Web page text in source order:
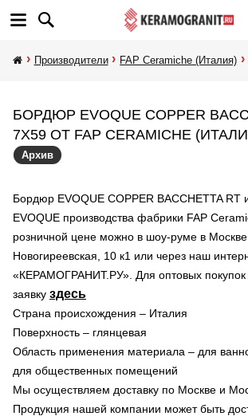
Производители FAP Ceramiche (Италия)
БОРДЮР EVOQUE COPPER
7X59 ОТ FAP CERAMICHE
Архив
Бордюр EVOQUE COPPER BACCHETTA RT
EVOQUE производства фабрики FAP
розничной цене можно в шоу-руме в Москве
Новогиреевская, 10 к1 или через наш
«КЕРАМОГРАНИТ.РУ». Для оптовых покупок
заявку здесь
Страна происхождения – Италия
Поверхность – глянцевая
Область применения материала – для
для общественных помещений
Мы осуществляем доставку по Москве и
Продукция нашей компании может быть